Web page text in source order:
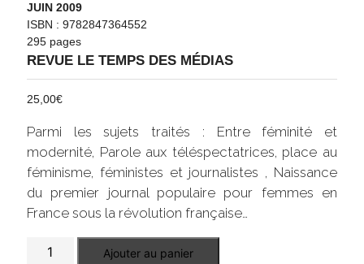
JUIN 2009
ISBN : 9782847364552
295 pages
REVUE LE TEMPS DES MÉDIAS
25,00€
Parmi les sujets traités : Entre féminité et
modernité, Parole aux téléspectatrices, place au
féminisme, féministes et journalistes , Naissance
du premier journal populaire pour femmes en
France sous la révolution française…
Ajouter au panier